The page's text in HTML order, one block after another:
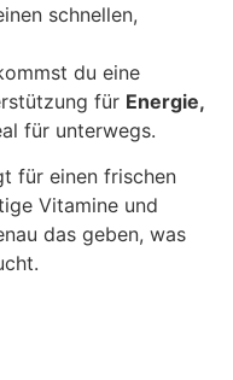
schnellen,
du eine
für Energie,
für unterwegs.
für einen frischen
Vitamine und
das geben, was